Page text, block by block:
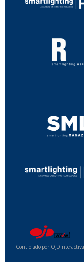
Controlado por OJDinteractiva